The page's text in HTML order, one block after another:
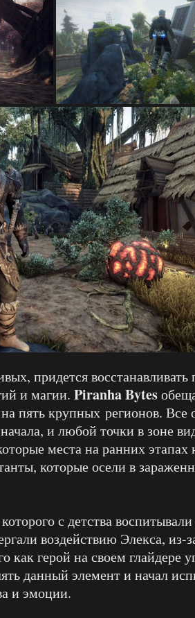
придется восстанавливать
и магии. Piranha Bytes
пять крупных регионов. Все
и любой точки в зоне
места на ранних этапах
которые осели в
с детства воспитывали
воздействию Элекса, из-
герой на своем глайдере
данный элемент и начал
и эмоции.